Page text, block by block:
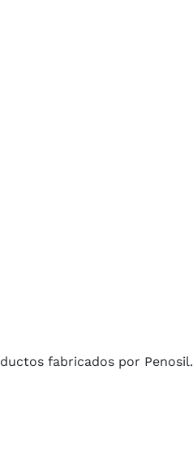
fabricados por Penosil.